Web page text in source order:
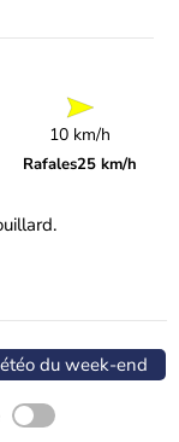
10 km/h
Rafales25 km/h
du week-end